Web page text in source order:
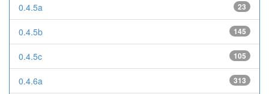
23
0.4.5a
145
0.4.5b
105
0.4.5c
313
0.4.6a